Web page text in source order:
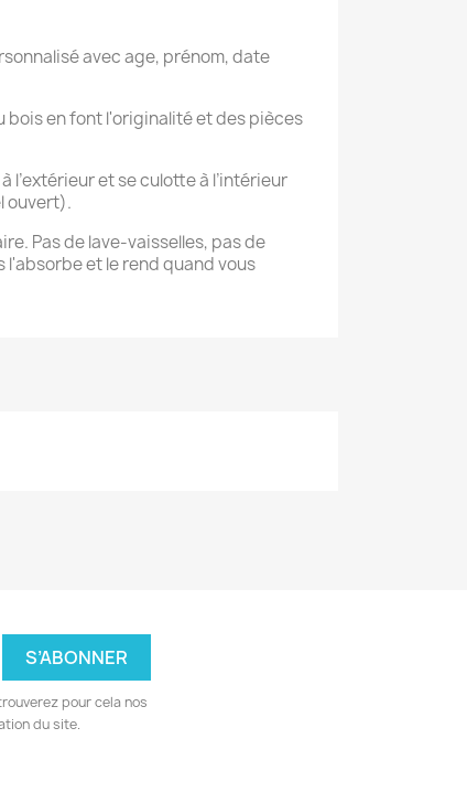
avec age, prénom, date
bois en font l'originalité et des pièces
l’extérieur et se culotte à l’intérieur
ouvert).
Pas de lave-vaisselles, pas de
et le rend quand vous
pour cela nos
du site.